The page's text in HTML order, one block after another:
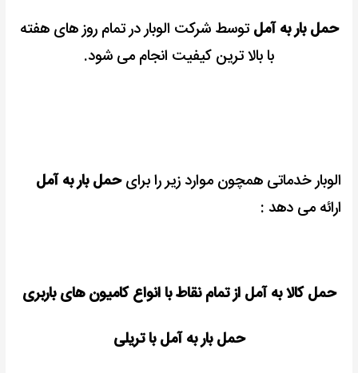
حمل بار به آملتوسط شرکت الوبار در تمام روز های هفته
با بالا ترین کیفیت انجام می شود.
الوبار خدماتی همچون موارد زیر را برایحمل بار به آمل
ارائه می دهد :
حمل کالا به آمل از تمام نقاط با انواع کامیون های باربری
حمل بار به آمل با تریلی